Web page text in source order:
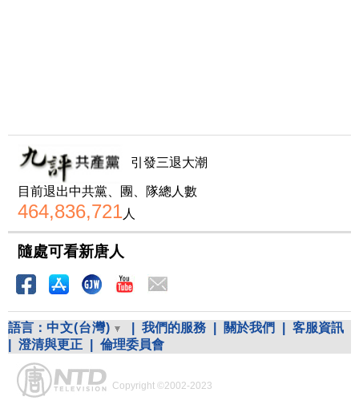
引發三退大潮
目前退出中共黨、團、隊總人數
464,836,721人
隨處可看新唐人
語言： 中文(台灣) 我們的服務 關於我們
客服資訊
澄清與更正 倫理委員會
Copyright ©2002-2023